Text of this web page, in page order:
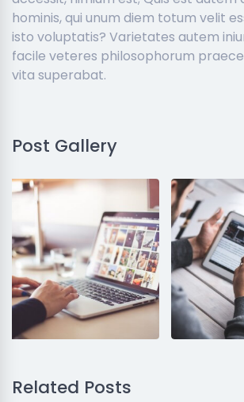
hominis, qui unum diem totum velit
isto voluptatis? Varietates autem
facile veteres philosophorum
vita superabat.
Post Gallery
Related Posts